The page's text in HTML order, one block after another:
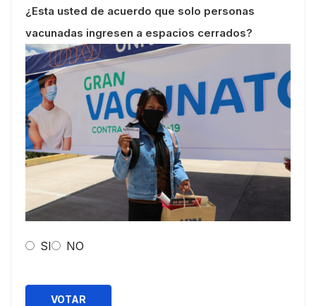
¿Esta usted de acuerdo que solo personas
vacunadas ingresen a espacios cerrados?
SI NO
VOTAR